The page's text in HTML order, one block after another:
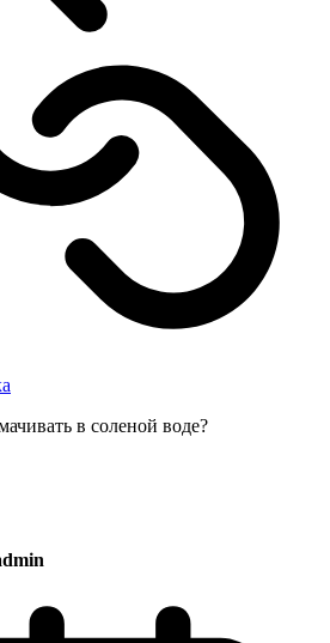
в соленой воде?